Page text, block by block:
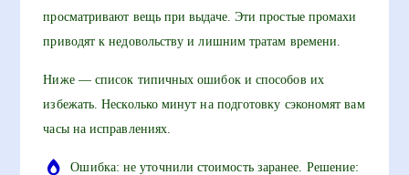
просматривают вещь при выдаче. Эти простые промахи
приводят к недовольству и лишним тратам времени.
Ниже — список типичных ошибок и способов их
избежать. Несколько минут на подготовку сэкономят вам
часы на исправлениях.
Ошибка: не уточнили стоимость заранее. Решение: